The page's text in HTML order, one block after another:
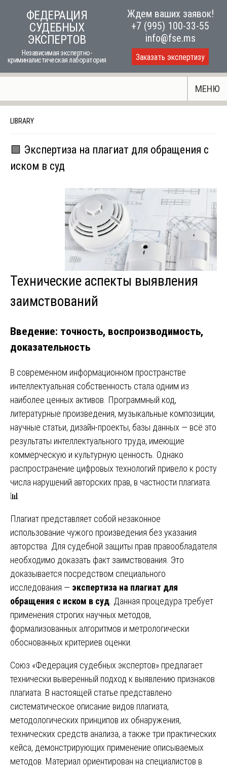
ФЕДЕРАЦИЯ
СУДЕБНЫХ
ЭКСПЕРТОВ
Независимая экспертно-
криминалистическая лаборатория
Ждем ваших заявок!
+7 (995) 100-33-55
info@fse.ms
Заказать экспертизу
МЕНЮ
LIBRARY
🟩 Экспертиза на плагиат для обращения с
иском в суд
Технические аспекты выявления
заимствований
Введение: точность, воспроизводимость,
доказательность
В современном информационном пространстве
интеллектуальная собственность стала одним из
наиболее ценных активов. Программный код,
литературные произведения, музыкальные композиции,
научные статьи, дизайн-проекты, базы данных — всё это
результаты интеллектуального труда, имеющие
коммерческую и культурную ценность. Однако
распространение цифровых технологий привело к росту
числа нарушений авторских прав, в частности плагиата.
📊
Плагиат представляет собой незаконное
использование чужого произведения без указания
авторства. Для судебной защиты прав правообладателя
необходимо доказать факт заимствования. Это
доказывается посредством специального
исследования — экспертиза на плагиат для
обращения с иском в суд . Данная процедура требует
применения строгих научных методов,
формализованных алгоритмов и метрологически
обоснованных критериев оценки.
Союз «Федерация судебных экспертов» предлагает
технически выверенный подход к выявлению признаков
плагиата. В настоящей статье представлено
систематическое описание видов плагиата,
методологических принципов их обнаружения,
технических средств анализа, а также три практических
кейса, демонстрирующих применение описываемых
методов. Материал ориентирован на специалистов в